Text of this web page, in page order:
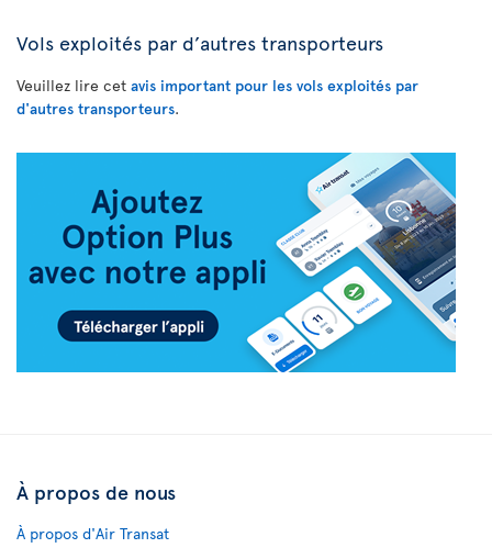
Vols exploités par d’autres transporteurs
Veuillez lire cet avis important pour les vols exploités par
d'autres transporteurs.
À propos de nous
À propos d'Air Transat